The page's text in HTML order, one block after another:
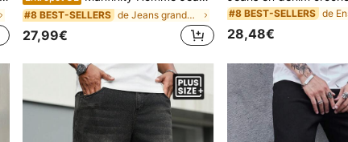
#8 BEST-SELLERS de Jeans grande taille pour hommes
27,99€
#8 BEST-SELLERS
28,48€